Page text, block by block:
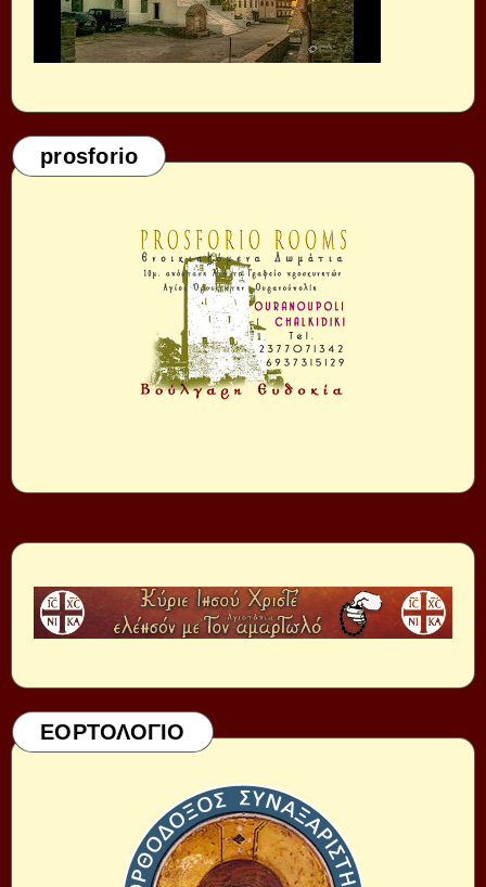
prosforio
ΕΟΡΤΟΛΟΓΙΟ